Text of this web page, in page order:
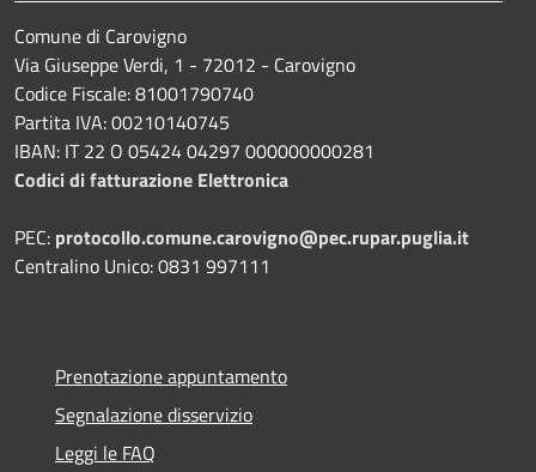
Comune di Carovigno
Via Giuseppe Verdi, 1 - 72012 - Carovigno
Codice Fiscale: 81001790740
Partita IVA: 00210140745
IBAN: IT 22 O 05424 04297 000000000281
Codici di fatturazione Elettronica
PEC: protocollo.comune.carovigno@pec.rupar.puglia.it
Centralino Unico: 0831 997111
Prenotazione appuntamento
Segnalazione disservizio
Leggi le FAQ